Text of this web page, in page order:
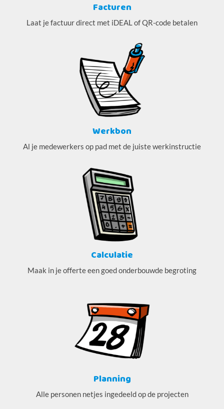
Facturen
Laat je factuur direct met iDEAL of QR-code betalen
Werkbon
Al je medewerkers op pad met de juiste werkinstructie
Calculatie
Maak in je offerte een goed onderbouwde begroting
Planning
Alle personen netjes ingedeeld op de projecten